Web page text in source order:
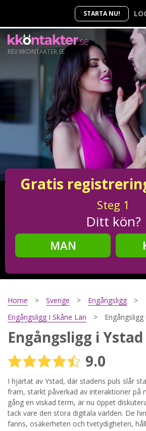
STARTA NU!
REV.KKONTAKTER.SE
Gratis
Steg 1
Ditt kön?
MAN
Steg2
Steg3
Din
Genom att registrera godkänner jag
Sekretesspolicyn. Jag godkänner att ta
reklam via e-post från hemsidans
Home Sverige
Engångsligg
Engångsligg I Skåne Län
Engångsligg
Engångsligg i Ystad
9.0
I hjärtat av Ystad, där stadens puls slår
fram, starkt påverkad av interaktioner på
gång en viskad term, är nu öppet
tack vare den stora digitala världen. De
fanns, osäkerheten och tvetydigheten,